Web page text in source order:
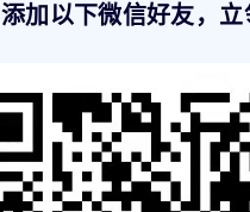
添加以下微信好友，